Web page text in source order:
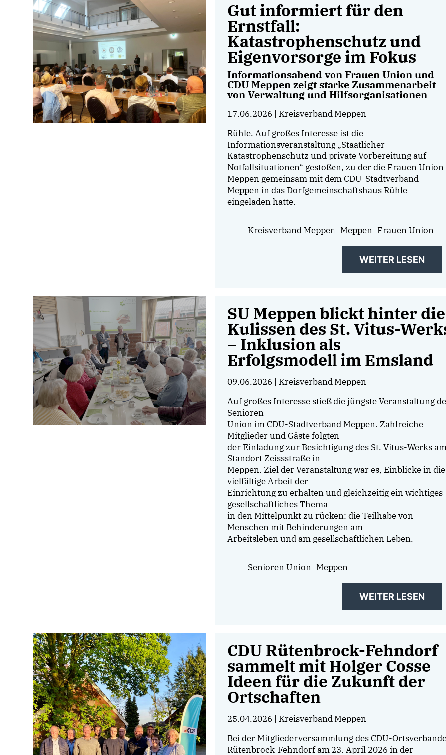
Gut informiert für den
Ernstfall:
Katastrophenschutz und
Eigenvorsorge im Fokus
Informationsabend von Frauen Union und
CDU Meppen zeigt starke Zusammenarbeit
von Verwaltung und Hilfsorganisationen
17.06.2026 | Kreisverband Meppen
Rühle. Auf großes Interesse ist die
Informationsveranstaltung „Staatlicher
Katastrophenschutz und private Vorbereitung auf
Notfallsituationen“ gestoßen, zu der die Frauen Union
Meppen gemeinsam mit dem CDU-Stadtverband
Meppen in das Dorfgemeinschaftshaus Rühle
eingeladen hatte.
Kreisverband Meppen Meppen Frauen Union
WEITER LESEN
SU Meppen blickt hinter die
Kulissen des St. Vitus-
– Inklusion als
Erfolgsmodell im Emsland
09.06.2026 | Kreisverband Meppen
Auf großes Interesse stieß die jüngste Veranstaltung
Senioren-
Union im CDU-Stadtverband Meppen. Zahlreiche
Mitglieder und Gäste folgten
der Einladung zur Besichtigung des St. Vitus-Werks am
Standort Zeissstraße in
Meppen. Ziel der Veranstaltung war es, Einblicke in die
vielfältige Arbeit der
Einrichtung zu erhalten und gleichzeitig ein wichtiges
gesellschaftliches Thema
in den Mittelpunkt zu rücken: die Teilhabe von
Menschen mit Behinderungen am
Arbeitsleben und am gesellschaftlichen Leben.
Senioren Union Meppen
WEITER LESEN
CDU Rütenbrock-Fehndorf
sammelt mit Holger Cosse
Ideen für die Zukunft der
Ortschaften
25.04.2026 | Kreisverband Meppen
Bei der Mitgliederversammlung des CDU-
Rütenbrock-Fehndorf am 23. April 2026 in der